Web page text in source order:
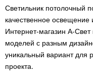
Светильник потолочный
качественное
Интернет-магазин А-
моделей с разным
уникальный вариант для
проекта.